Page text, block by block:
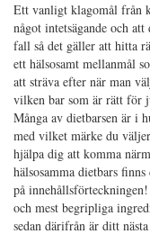
Ett vanligt klagomål från
något intetsägande och
fall så det gäller att hitta
ett hälsosamt mellanmål
att sträva efter när man
vilken bar som är rätt för
Många av dietbarsen är i
med vilket märke du
hjälpa dig att komma
hälsosamma dietbars
på
och mest begripliga
sedan därifrån är ditt